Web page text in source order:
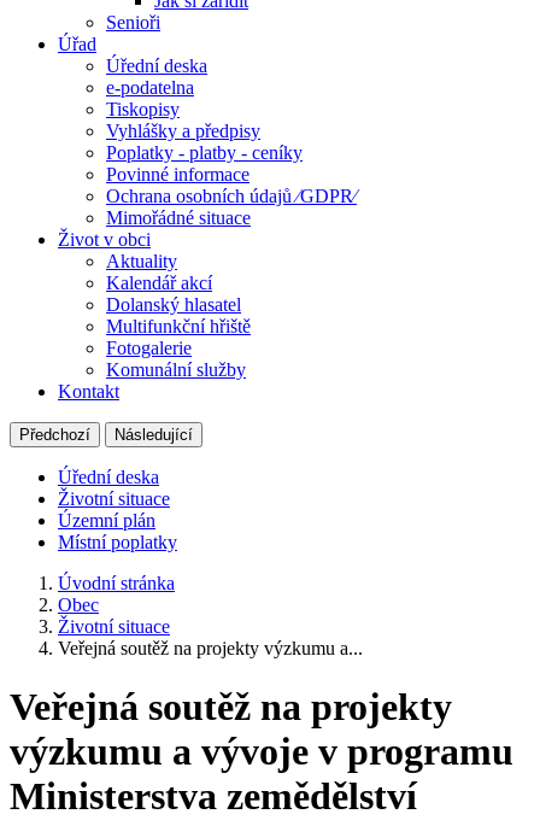
Senioři
Úřad
Úřední deska
e-podatelna
Tiskopisy
Vyhlášky a předpisy
Poplatky - platby - ceníky
Povinné informace
Ochrana osobních údajů ⁄GDPR⁄
Mimořádné situace
Život v obci
Aktuality
Kalendář akcí
Dolanský hlasatel
Multifunkční hřiště
Fotogalerie
Komunální služby
Kontakt
Předchozí Následující
Úřední deska
Životní situace
Územní plán
Místní poplatky
Úvodní stránka
Obec
Životní situace
Veřejná soutěž na projekty výzkumu a...
Veřejná soutěž na projekty
výzkumu a vývoje v programu
Ministerstva zemědělství